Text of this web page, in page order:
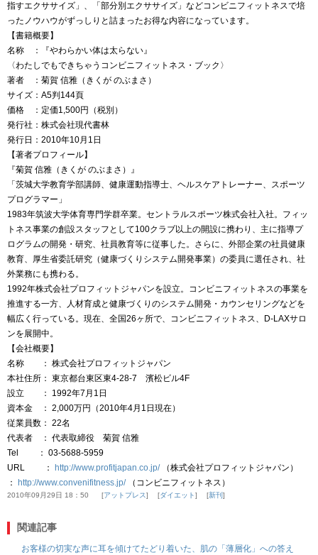
指すエクササイズ」、「部分別エクササイズ」などコンビニフィットネスで培
ったノウハウがずっしりと詰まったお得な内容になっています。
【書籍概要】
名称 ：『やわらかい体は太らない』
〈わたしでもできちゃうコンビニフィットネス・ブック〉
著者 ：菊賀 信雅（きくが のぶまさ）
サイズ：A5判144頁
価格 ：定価1,500円（税別）
発行社：株式会社現代書林
発行日：2010年10月1日
【著者プロフィール】
『菊賀 信雅（きくが のぶまさ）』
「茨城大学教育学部講師、健康運動指導士、ヘルスケアトレーナー、スポーツ
プログラマー」
1983年筑波大学体育専門学群卒業。セントラルスポーツ株式会社入社。フィッ
トネス事業の創設スタッフとして100クラブ以上の開設に携わり、主に指導プ
ログラムの開発・研究、社員教育等に従事した。さらに、外部企業の社員健康
教育、厚生省委託研究（健康づくりシステム開発事業）の委員に選任され、社
外業務にも携わる。
1992年株式会社プロフィットジャパンを設立。コンビニフィットネスの事業を
推進する一方、人材育成と健康づくりのシステム開発・カウンセリングなどを
幅広く行っている。現在、全国26ヶ所で、コンビニフィットネス、D-LAXサロ
ンを展開中。
【会社概要】
名称 ： 株式会社プロフィットジャパン
本社住所： 東京都台東区東4-28-7 濱松ビル4F
設立 ： 1992年7月1日
資本金 ： 2,000万円（2010年4月1日現在）
従業員数： 22名
代表者 ： 代表取締役 菊賀 信雅
Tel ： 03-5688-5959
URL ：
http://www.profitjapan.co.jp/（株式会社プロフィットジャパン）
：
http://www.convenifitness.jp/（コンビニフィットネス）
2010年09月29日 18：50 アットプレス ダイエット 新刊
関連記事
お客様の切実な声に耳を傾けてたどり着いた、肌の「薄層化」への答え